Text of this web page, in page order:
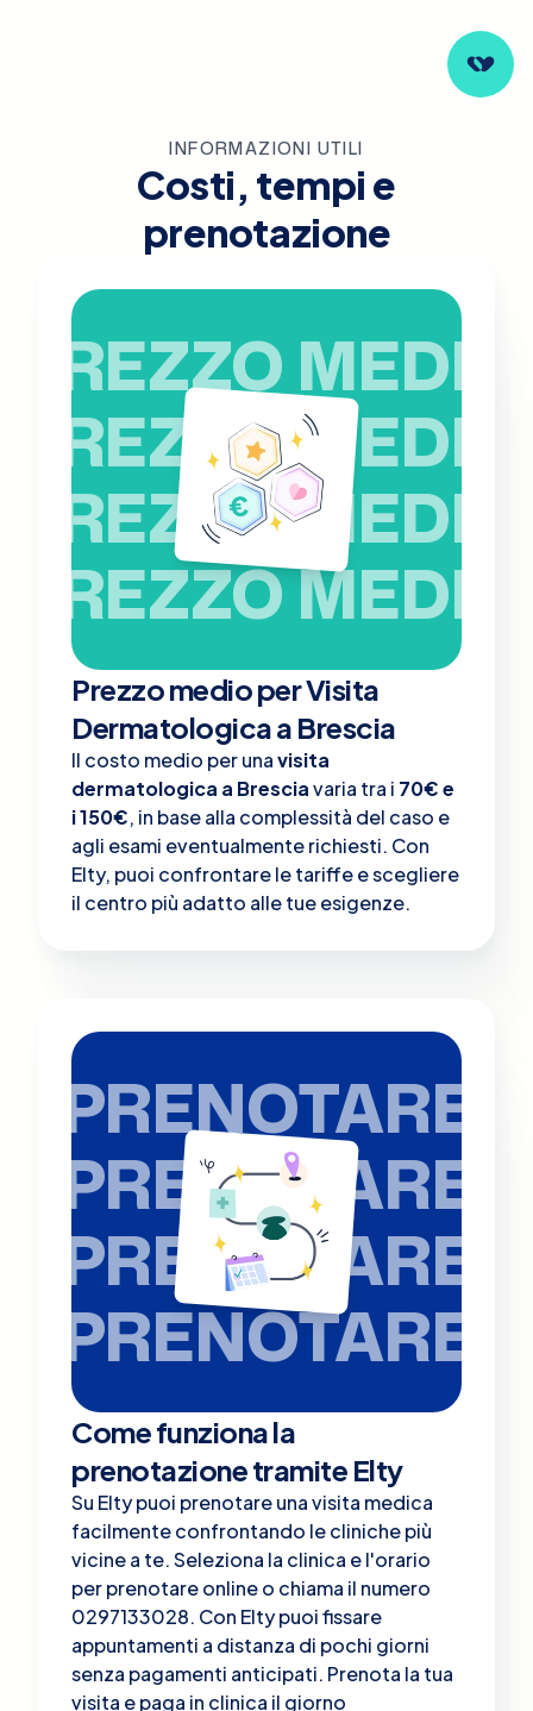
INFORMAZIONI UTILI
Costi, tempi e
prenotazione
PREZZO MEDIO
PREZZO MEDIO
PREZZO MEDIO
PREZZO MEDIO
Prezzo medio per Visita
Dermatologica a Brescia
Il costo medio per unavisita
dermatologica a Bresciavaria tra i 70€ e
i 150€, in base alla complessità del caso e
agli esami eventualmente richiesti. Con
Elty, puoi confrontare le tariffe e scegliere
il centro più adatto alle tue esigenze.
PRENOTARE
PRENOTARE
PRENOTARE
PRENOTARE
Come funziona la
prenotazione tramite Elty
Su Elty puoi prenotare una visita medica
facilmente confrontando le cliniche più
vicine a te. Seleziona la clinica e l'orario
per prenotare online o chiama il numero
0297133028. Con Elty puoi fissare
appuntamenti a distanza di pochi giorni
senza pagamenti anticipati. Prenota la tua
visita e paga in clinica il giorno